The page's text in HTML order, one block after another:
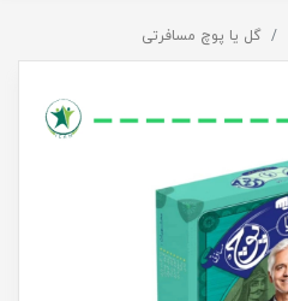
گل یا پوچ مسافرتی